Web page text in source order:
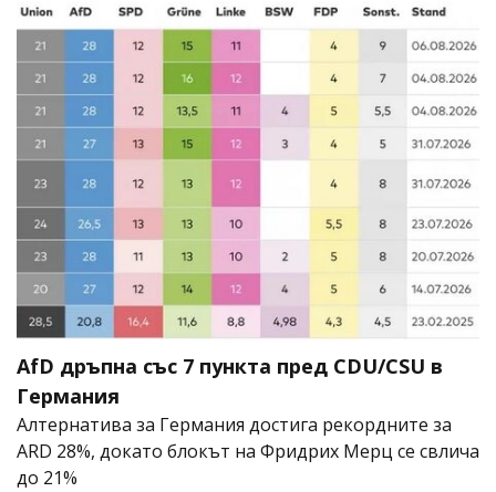
AfD дръпна със 7 пункта пред CDU/CSU в
Германия
Алтернатива за Германия достига рекордните за
ARD 28%, докато блокът на Фридрих Мерц се свлича
до 21%